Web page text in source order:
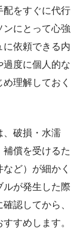
配をすぐに代行
ンにとって心強
に依頼できる内
過度に個人的な
理解しておく
、破損・水濡
償を受けるた
ど）が細かく
ルが発生した際
認してから、
すめします。